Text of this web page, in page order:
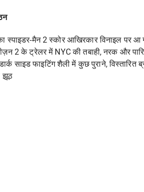
स्पाइडर-मैन 2 स्कोर आखिरकार विनाइल पर आ
2 के ट्रेलर में NYC की तबाही, नरक और
साइड फाइटिंग शैली में कुछ पुराने, विस्तारित
झूठ